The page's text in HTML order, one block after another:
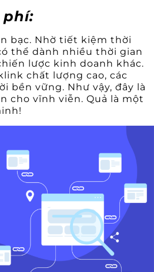
phí:
bạc. Nhờ tiết kiệm thời
thể dành nhiều thời gian
lược kinh doanh khác.
chất lượng cao, các
bền vững. Như vậy, đây là
cho vĩnh viễn. Quả là một